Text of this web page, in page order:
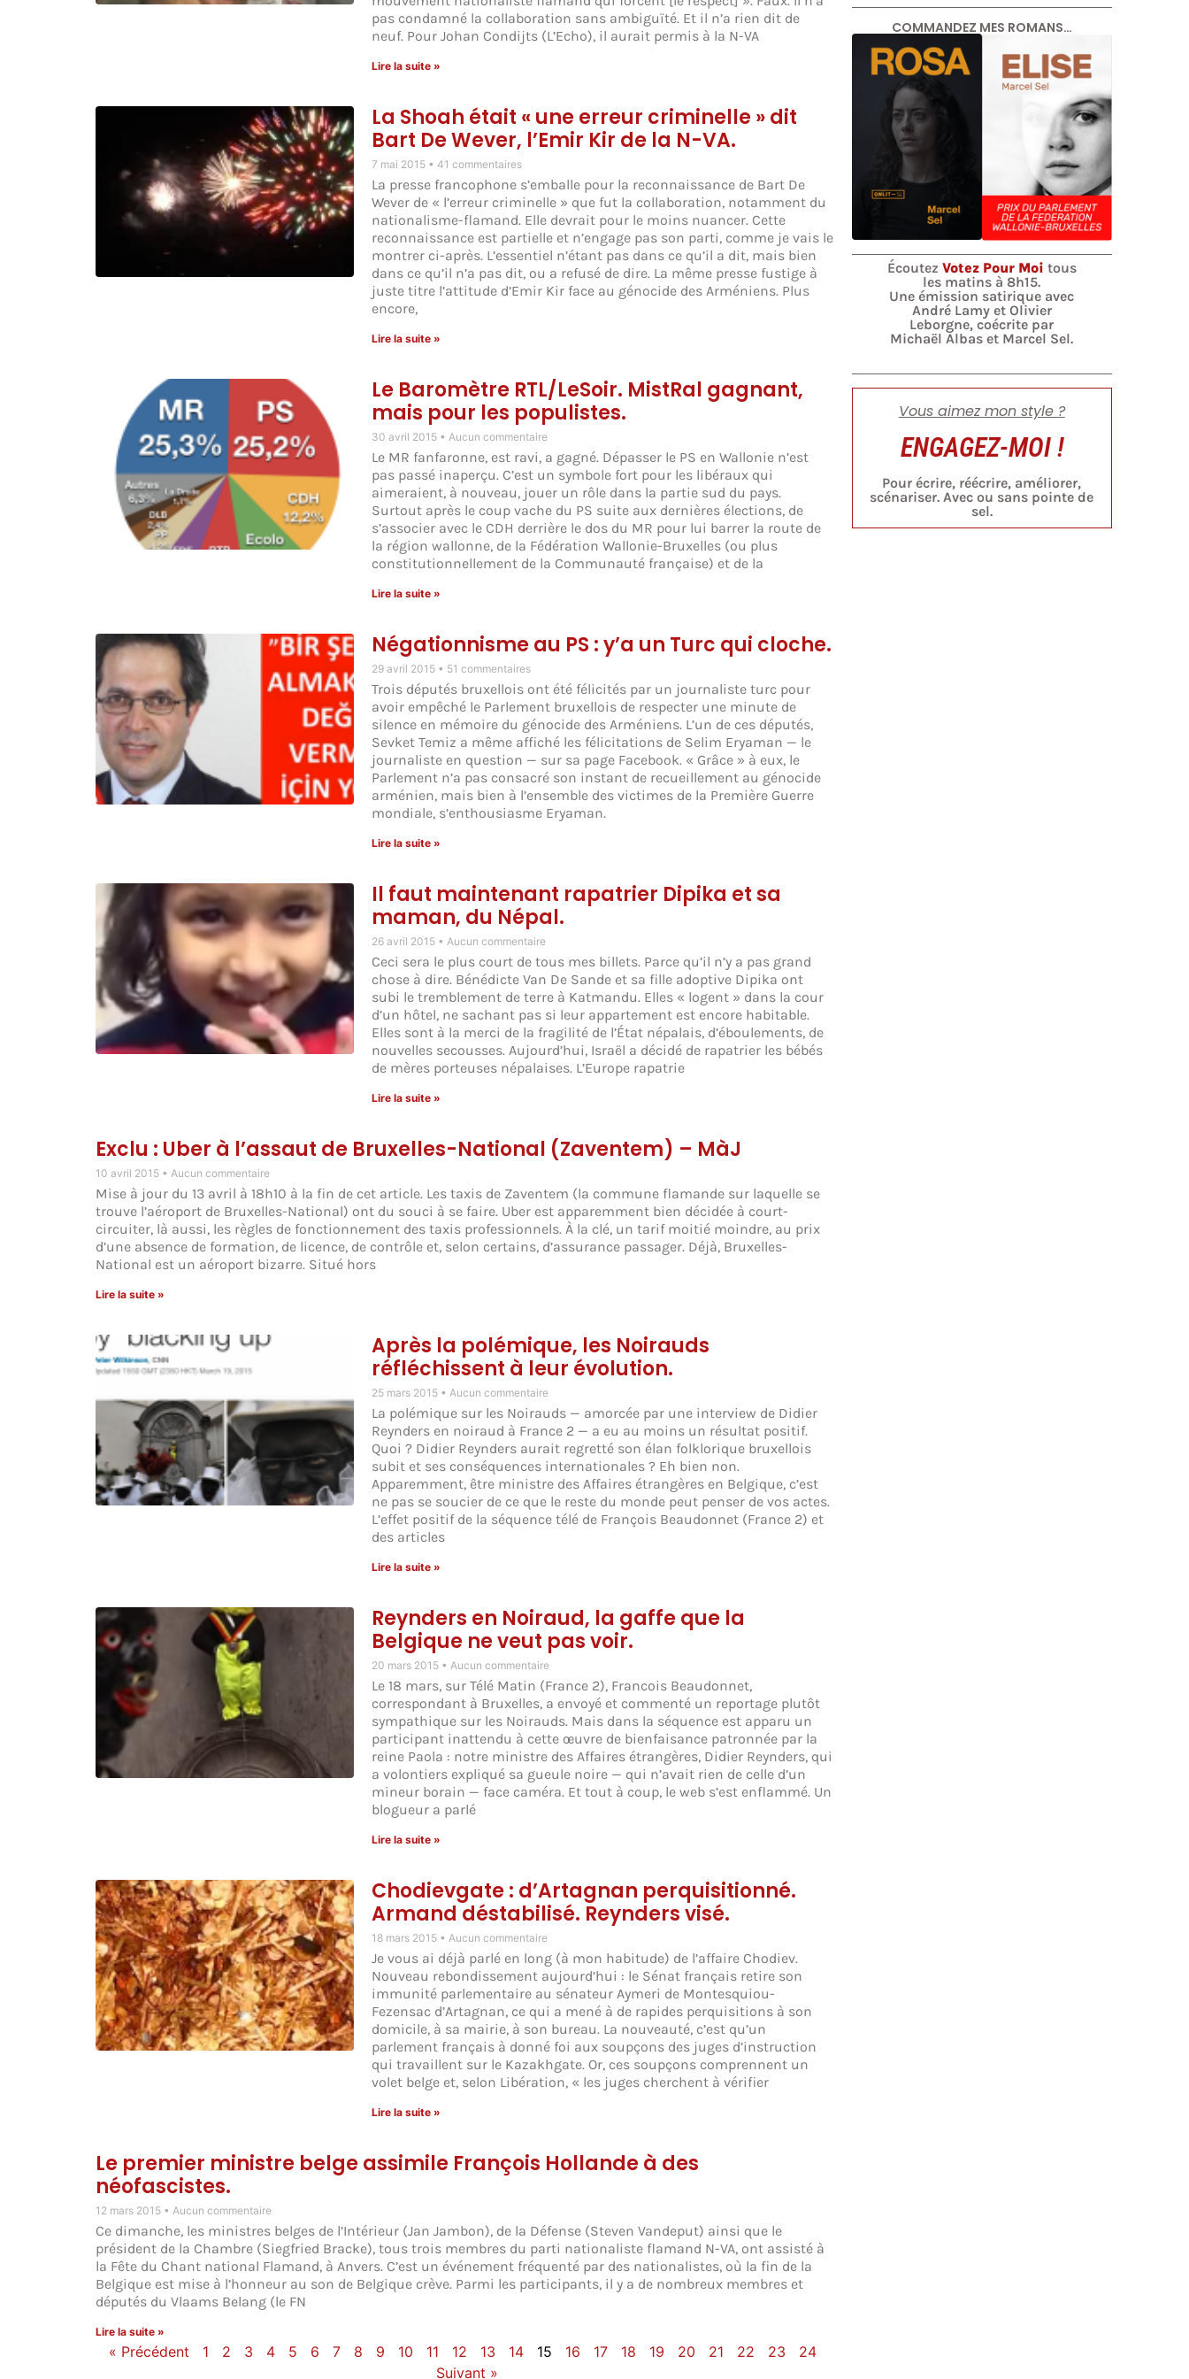
pas condamné la collaboration sans ambiguïté. Et il n’a rien dit de
neuf. Pour Johan Condijts (L’Echo), il aurait permis à la N-VA
Lire la suite »
La Shoah était « une erreur criminelle » dit
Bart De Wever, l’Emir Kir de la N-VA.
7 mai 2015 41 commentaires
La presse francophone s’emballe pour la reconnaissance de Bart De
Wever de « l’erreur criminelle » que fut la collaboration, notamment du
nationalisme-flamand. Elle devrait pour le moins nuancer. Cette
reconnaissance est partielle et n’engage pas son parti, comme je vais le
montrer ci-après. L’essentiel n’étant pas dans ce qu’il a dit, mais bien
dans ce qu’il n’a pas dit, ou a refusé de dire. La même presse fustige à
juste titre l’attitude d’Emir Kir face au génocide des Arméniens. Plus
encore,
Lire la suite »
Le Baromètre RTL/LeSoir. MistRal gagnant,
mais pour les populistes.
30 avril 2015 Aucun commentaire
Le MR fanfaronne, est ravi, a gagné. Dépasser le PS en Wallonie n’est
pas passé inaperçu. C’est un symbole fort pour les libéraux qui
aimeraient, à nouveau, jouer un rôle dans la partie sud du pays.
Surtout après le coup vache du PS suite aux dernières élections, de
s’associer avec le CDH derrière le dos du MR pour lui barrer la route de
la région wallonne, de la Fédération Wallonie-Bruxelles (ou plus
constitutionnellement de la Communauté française) et de la
Lire la suite »
Négationnisme au PS : y’a un Turc qui cloche.
29 avril 2015 51 commentaires
Trois députés bruxellois ont été félicités par un journaliste turc pour
avoir empêché le Parlement bruxellois de respecter une minute de
silence en mémoire du génocide des Arméniens. L’un de ces députés,
Sevket Temiz a même affiché les félicitations de Selim Eryaman — le
journaliste en question — sur sa page Facebook. « Grâce » à eux, le
Parlement n’a pas consacré son instant de recueillement au génocide
arménien, mais bien à l’ensemble des victimes de la Première Guerre
mondiale, s’enthousiasme Eryaman.
Lire la suite »
Il faut maintenant rapatrier Dipika et sa
maman, du Népal.
26 avril 2015 Aucun commentaire
Ceci sera le plus court de tous mes billets. Parce qu’il n’y a pas grand
chose à dire. Bénédicte Van De Sande et sa fille adoptive Dipika ont
subi le tremblement de terre à Katmandu. Elles « logent » dans la cour
d’un hôtel, ne sachant pas si leur appartement est encore habitable.
Elles sont à la merci de la fragilité de l’État népalais, d’éboulements, de
nouvelles secousses. Aujourd’hui, Israël a décidé de rapatrier les bébés
de mères porteuses népalaises. L’Europe rapatrie
Lire la suite »
Exclu : Uber à l’assaut de Bruxelles-National (Zaventem) – MàJ
10 avril 2015 Aucun commentaire
Mise à jour du 13 avril à 18h10 à la fin de cet article. Les taxis de Zaventem (la commune flamande sur laquelle se
trouve l’aéroport de Bruxelles-National) ont du souci à se faire. Uber est apparemment bien décidée à court-
circuiter, là aussi, les règles de fonctionnement des taxis professionnels. À la clé, un tarif moitié moindre, au prix
d’une absence de formation, de licence, de contrôle et, selon certains, d’assurance passager. Déjà, Bruxelles-
National est un aéroport bizarre. Situé hors
Lire la suite »
Après la polémique, les Noirauds
réfléchissent à leur évolution.
25 mars 2015 Aucun commentaire
La polémique sur les Noirauds — amorcée par une interview de Didier
Reynders en noiraud à France 2 — a eu au moins un résultat positif.
Quoi ? Didier Reynders aurait regretté son élan folklorique bruxellois
subit et ses conséquences internationales ? Eh bien non.
Apparemment, être ministre des Affaires étrangères en Belgique, c’est
ne pas se soucier de ce que le reste du monde peut penser de vos actes.
L’effet positif de la séquence télé de François Beaudonnet (France 2) et
des articles
Lire la suite »
Reynders en Noiraud, la gaffe que la
Belgique ne veut pas voir.
20 mars 2015 Aucun commentaire
Le 18 mars, sur Télé Matin (France 2), Francois Beaudonnet,
correspondant à Bruxelles, a envoyé et commenté un reportage plutôt
sympathique sur les Noirauds. Mais dans la séquence est apparu un
participant inattendu à cette œuvre de bienfaisance patronnée par la
reine Paola : notre ministre des Affaires étrangères, Didier Reynders, qui
a volontiers expliqué sa gueule noire — qui n’avait rien de celle d’un
mineur borain — face caméra. Et tout à coup, le web s’est enflammé. Un
blogueur a parlé
Lire la suite »
Chodievgate : d’Artagnan perquisitionné.
Armand déstabilisé. Reynders visé.
18 mars 2015 Aucun commentaire
Je vous ai déjà parlé en long (à mon habitude) de l’affaire Chodiev.
Nouveau rebondissement aujourd’hui : le Sénat français retire son
immunité parlementaire au sénateur Aymeri de Montesquiou-
Fezensac d’Artagnan, ce qui a mené à de rapides perquisitions à son
domicile, à sa mairie, à son bureau. La nouveauté, c’est qu’un
parlement français à donné foi aux soupçons des juges d’instruction
qui travaillent sur le Kazakhgate. Or, ces soupçons comprennent un
volet belge et, selon Libération, « les juges cherchent à vérifier
Lire la suite »
Le premier ministre belge assimile François Hollande à des
néofascistes.
12 mars 2015 Aucun commentaire
Ce dimanche, les ministres belges de l’Intérieur (Jan Jambon), de la Défense (Steven Vandeput) ainsi que le
président de la Chambre (Siegfried Bracke), tous trois membres du parti nationaliste flamand N-VA, ont assisté à
la Fête du Chant national Flamand, à Anvers. C’est un événement fréquenté par des nationalistes, où la fin de la
Belgique est mise à l’honneur au son de Belgique crève. Parmi les participants, il y a de nombreux membres et
députés du Vlaams Belang (le FN
Lire la suite »
« Précédent 1 2 3 4 5 6 7 8 9 10 11 12 13 14 15 16 17 18 19 20 21 22 23
24
Suivant »
COMMANDEZ MES ROMANS…
Écoutez Votez Pour Moi tous
les matins à 8h15.
Une émission satirique avec
André Lamy et Olivier
Leborgne, coécrite par
Michaël Albas et Marcel Sel.
Vous aimez mon style ?
ENGAGEZ-MOI !
Pour écrire, réécrire, améliorer,
scénariser. Avec ou sans pointe de
sel.